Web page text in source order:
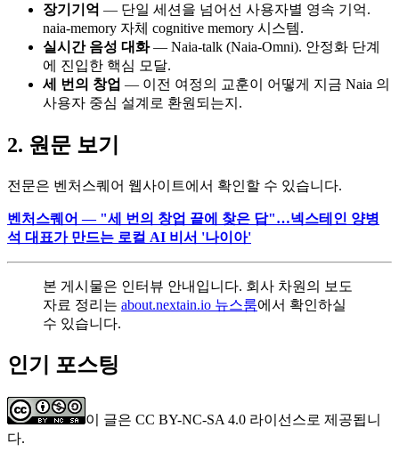
장기기억 — 단일 세션을 넘어선 사용자별 영속 기억.
naia-memory 자체 cognitive memory 시스템.
실시간 음성 대화— Naia-talk (Naia-Omni). 안정화 단계
에 진입한 핵심 모달.
세 번의 창업 — 이전 여정의 교훈이 어떻게 지금 Naia 의
사용자 중심 설계로 환원되는지.
원문 보기
전문은 벤처스퀘어 웹사이트에서 확인할 수 있습니다.
벤처스퀘어 — "세 번의 창업 끝에 찾은 답"…넥스테인 양병
석 대표가 만드는 로컬 AI 비서 '나이아'
본 게시물은 인터뷰 안내입니다. 회사 차원의 보도
자료 정리는 about.nextain.io 뉴스룸에서 확인하실
수 있습니다.
인기 포스팅
이 글은 CC BY-NC-SA 4.0 라이선스로 제공됩니
다.